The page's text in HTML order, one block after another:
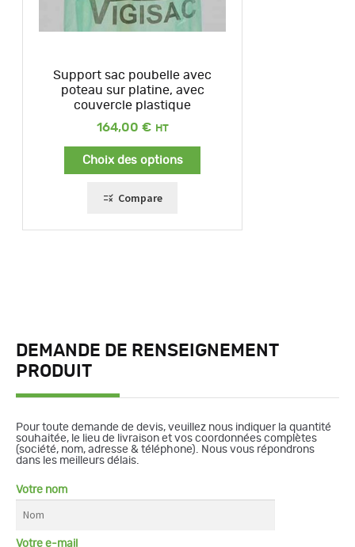
Support sac poubelle avec
poteau sur platine, avec
couvercle plastique
164,00 €
Choix des options
Compare
DEMANDE DE RENSEIGNEMENT
PRODUIT
Pour toute demande de devis, veuillez nous indiquer la quantité
souhaitée, le lieu de livraison et vos coordonnées complètes
(société, nom, adresse & téléphone). Nous vous répondrons
dans les meilleurs délais.
Votre nom
Votre e-mail